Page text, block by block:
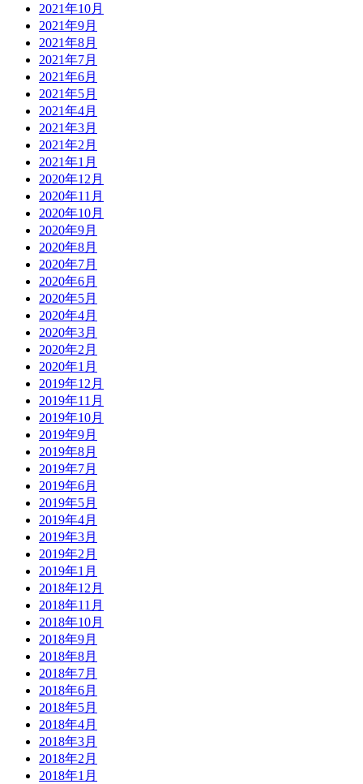
2021年10月
2021年9月
2021年8月
2021年7月
2021年6月
2021年5月
2021年4月
2021年3月
2021年2月
2021年1月
2020年12月
2020年11月
2020年10月
2020年9月
2020年8月
2020年7月
2020年6月
2020年5月
2020年4月
2020年3月
2020年2月
2020年1月
2019年12月
2019年11月
2019年10月
2019年9月
2019年8月
2019年7月
2019年6月
2019年5月
2019年4月
2019年3月
2019年2月
2019年1月
2018年12月
2018年11月
2018年10月
2018年9月
2018年8月
2018年7月
2018年6月
2018年5月
2018年4月
2018年3月
2018年2月
2018年1月